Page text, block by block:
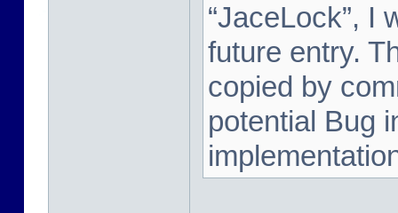
“JaceLock”, I
future entry.
copied by
potential Bug